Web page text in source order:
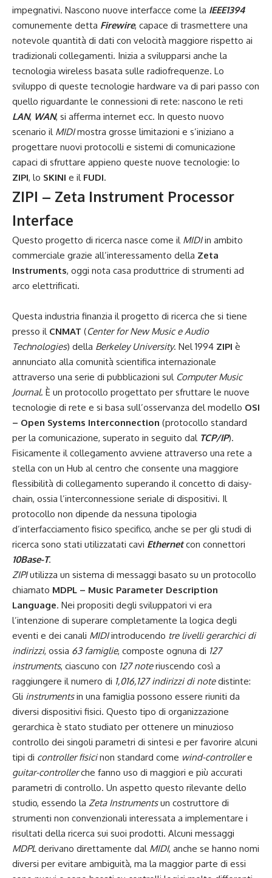
impegnativi. Nascono nuove interfacce come la IEEE1394
comunemente detta Firewire, capace di trasmettere una
notevole quantità di dati con velocità maggiore rispetto ai
tradizionali collegamenti. Inizia a svilupparsi anche la
tecnologia wireless basata sulle radiofrequenze. Lo
sviluppo di queste tecnologie hardware va di pari passo con
quello riguardante le connessioni di rete: nascono le reti
LAN, WAN, si afferma internet ecc. In questo nuovo
scenario il MIDImostra grosse limitazioni e s’iniziano a
progettare nuovi protocolli e sistemi di comunicazione
capaci di sfruttare appieno queste nuove tecnologie: lo
ZIPI, lo SKINI e il FUDI.
ZIPI – Zeta Instrument Processor
Interface
Questo progetto di ricerca nasce come il MIDIin ambito
commerciale grazie all’interessamento della Zeta
Instruments, oggi nota casa produttrice di strumenti ad
arco elettrificati.
Questa industria finanzia il progetto di ricerca che si tiene
presso il CNMAT (Center for New Music e Audio
Technologies) della Berkeley University. Nel 1994 ZIPI è
annunciato alla comunità scientifica internazionale
attraverso una serie di pubblicazioni sul Computer Music
Journal. È un protocollo progettato per sfruttare le nuove
tecnologie di rete e si basa sull’osservanza del modello OSI
– Open Systems Interconnection (protocollo standard
per la comunicazione, superato in seguito dal TCP/IP).
Fisicamente il collegamento avviene attraverso una rete a
stella con un Hub al centro che consente una maggiore
flessibilità di collegamento superando il concetto di daisy-
chain, ossia l’interconnessione seriale di dispositivi. Il
protocollo non dipende da nessuna tipologia
d’interfacciamento fisico specifico, anche se per gli studi di
ricerca sono stati utilizzatati cavi Ethernetcon connettori
10Base-T.
ZIPIutilizza un sistema di messaggi basato su un protocollo
chiamato MDPL – Music Parameter Description
Language. Nei propositi degli sviluppatori vi era
l’intenzione di superare completamente la logica degli
eventi e dei canali MIDIintroducendo tre livelli gerarchici di
indirizzi, ossia 63 famiglie, composte ognuna di 127
instruments, ciascuno con 127 noteriuscendo così a
raggiungere il numero di 1,016,127 indirizzi di notedistinte:
Gli instrumentsin una famiglia possono essere riuniti da
diversi dispositivi fisici. Questo tipo di organizzazione
gerarchica è stato studiato per ottenere un minuzioso
controllo dei singoli parametri di sintesi e per favorire alcuni
tipi di controller fisicinon standard come wind-controllere
guitar-controllerche fanno uso di maggiori e più accurati
parametri di controllo. Un aspetto questo rilevante dello
studio, essendo la Zeta Instrumentsun costruttore di
strumenti non convenzionali interessata a implementare i
risultati della ricerca sui suoi prodotti. Alcuni messaggi
MDPLderivano direttamente dal MIDI, anche se hanno nomi
diversi per evitare ambiguità, ma la maggior parte di essi